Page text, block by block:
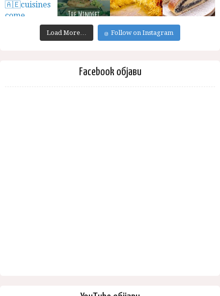
Load More… Follow on Instagram
Facebook објави